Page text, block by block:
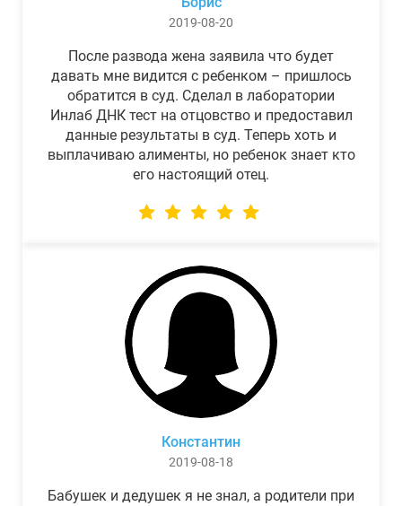
2019-08-20
После развода жена заявила что будет
давать мне видится с ребенком – пришлось
обратится в суд. Сделал в лаборатории
Инлаб ДНК тест на отцовство и предоставил
данные результаты в суд. Теперь хоть и
выплачиваю алименты, но ребенок знает кто
его настоящий отец.
Константин
2019-08-18
Бабушек и дедушек я не знал, а родители при